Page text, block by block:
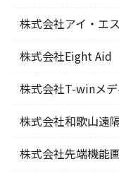
株式会社アイ・エ
株式会社Eight Aid
株式会社T-winメ
株式会社和歌山遠
株式会社先端機能